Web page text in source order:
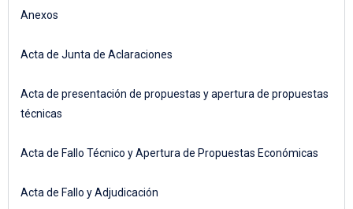
Anexos
Acta de Junta de Aclaraciones
Acta de presentación de propuestas y apertura de propuestas
técnicas
Acta de Fallo Técnico y Apertura de Propuestas Económicas
Acta de Fallo y Adjudicación